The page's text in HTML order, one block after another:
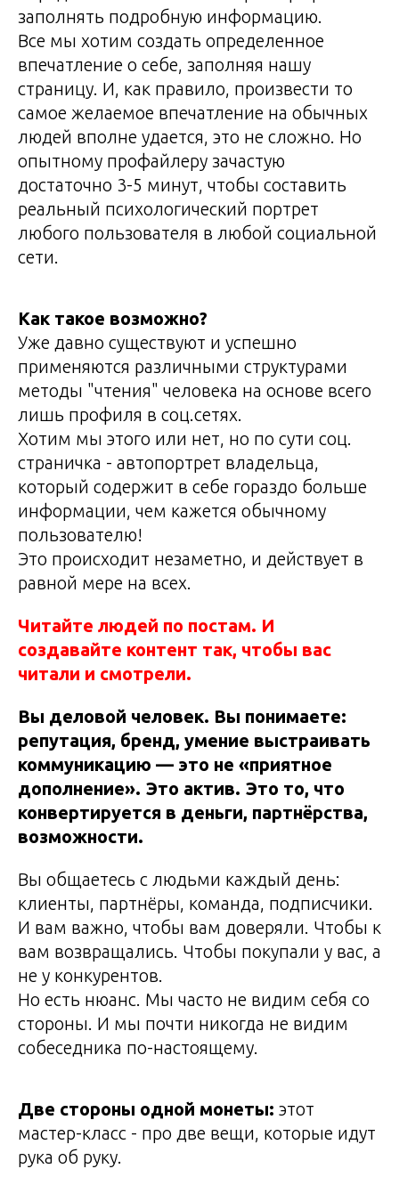
заполнять подробную информацию.
Все мы хотим создать определенное
впечатление о себе, заполняя нашу
страницу. И, как правило, произвести то
самое желаемое впечатление на обычных
людей вполне удается, это не сложно. Но
опытному профайлеру зачастую
достаточно 3-5 минут, чтобы составить
реальный психологический портрет
любого пользователя в любой социальной
сети.
Как такое возможно?
Уже давно существуют и успешно
применяются различными структурами
методы "чтения" человека на основе всего
лишь профиля в соц.сетях.
Хотим мы этого или нет, но по сути соц.
страничка - автопортрет владельца,
который содержит в себе гораздо больше
информации, чем кажется обычному
пользователю!
Это происходит незаметно, и действует в
равной мере на всех.
Читайте людей по постам. И
создавайте контент так, чтобы вас
читали и смотрели.
Вы деловой человек. Вы понимаете:
репутация, бренд, умение выстраивать
коммуникацию — это не «приятное
дополнение». Это актив. Это то, что
конвертируется в деньги, партнёрства,
возможности.
Вы общаетесь с людьми каждый день:
клиенты, партнёры, команда, подписчики.
И вам важно, чтобы вам доверяли. Чтобы к
вам возвращались. Чтобы покупали у вас, а
не у конкурентов.
Но есть нюанс. Мы часто не видим себя со
стороны. И мы почти никогда не видим
собеседника по-настоящему.
Две стороны одной монеты: этот
мастер-класс - про две вещи, которые идут
рука об руку.